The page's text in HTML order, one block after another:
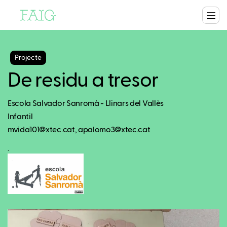
Projecte
De residu a tresor
Escola Salvador Sanromà - Llinars del Vallès
Infantil
mvida101@xtec.cat, apalomo3@xtec.cat
.